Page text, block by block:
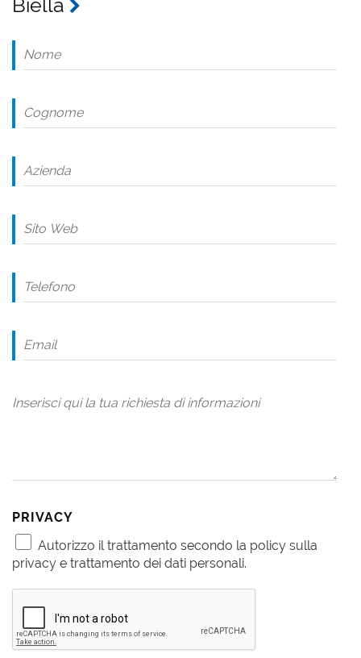
Biella
PRIVACY
Autorizzo il trattamento secondo la policy sulla
privacy e trattamento dei dati personali.